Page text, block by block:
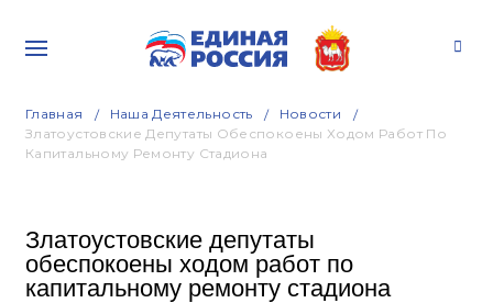
Главная Наша Деятельность
Новости
Златоустовские Депутаты Обеспокоены Ходом Работ По
Капитальному Ремонту Стадиона
Златоустовские депутаты
обеспокоены ходом работ по
капитальному ремонту стадиона